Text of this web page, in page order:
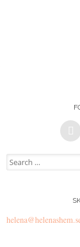
Search for: